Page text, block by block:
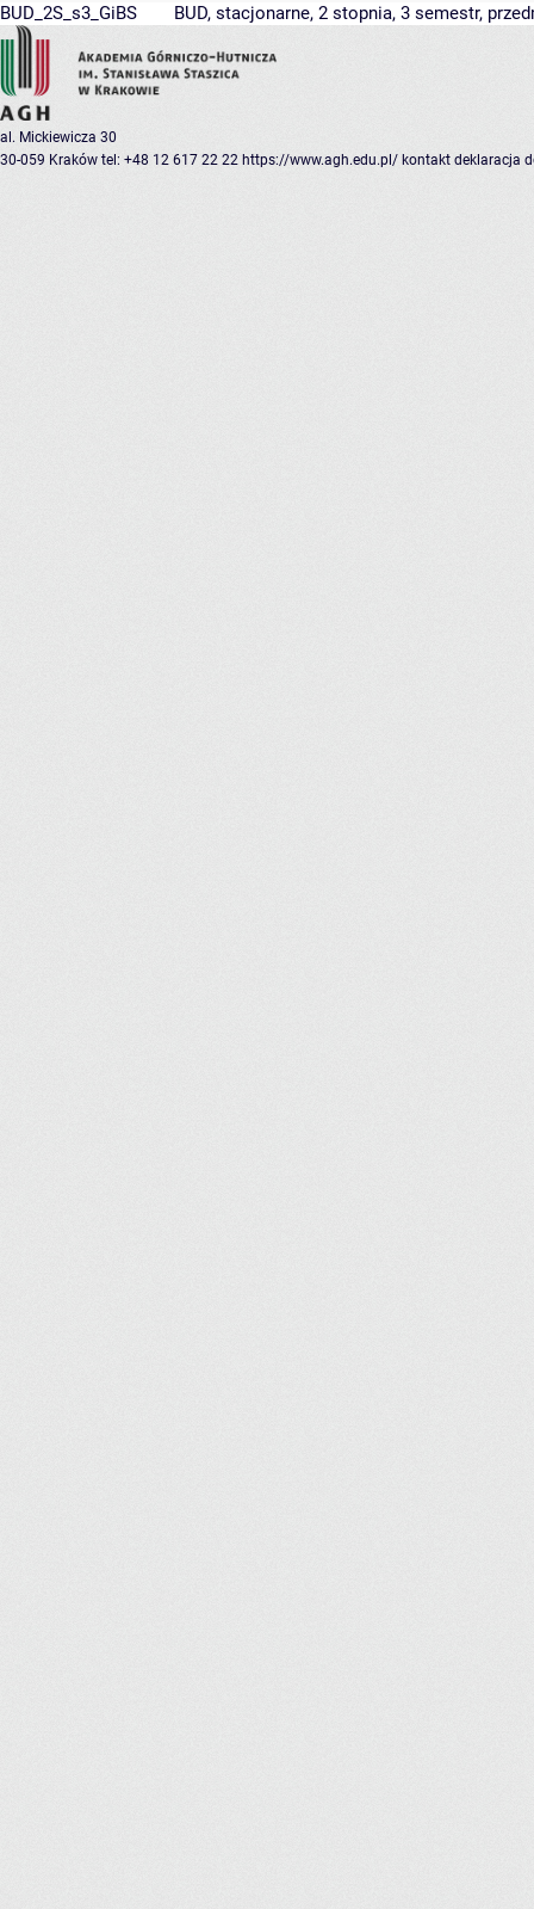
BUD_2S_s3_GiBS
BUD, stacjonarne, 2 stopnia, 3 semestr,
al. Mickiewicza 30
30-059 Kraków tel: +48 12 617 22 22 https://www.agh.edu.pl/ kontakt deklaracja